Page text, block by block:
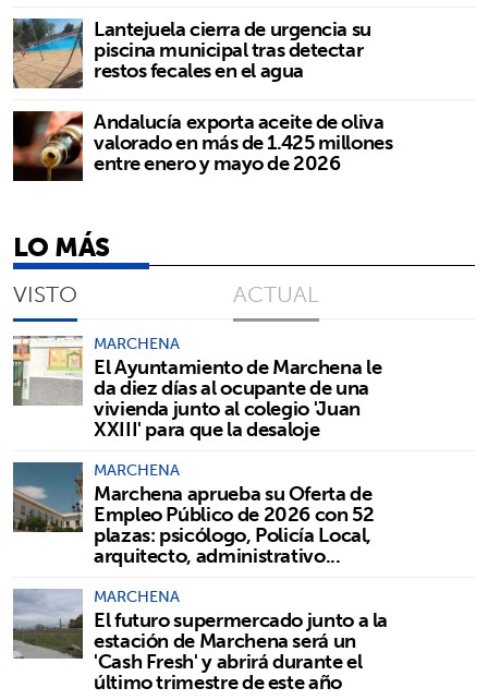
Lantejuela cierra de urgencia su
piscina municipal tras detectar
restos fecales en el agua
Andalucía exporta aceite de oliva
valorado en más de 1.425 millones
entre enero y mayo de 2026
LO MÁS
VISTO ACTUAL
MARCHENA
El Ayuntamiento de Marchena le
da diez días al ocupante de una
vivienda junto al colegio 'Juan
XXIII' para que la desaloje
MARCHENA
Marchena aprueba su Oferta de
Empleo Público de 2026 con 52
plazas: psicólogo, Policía Local,
arquitecto, administrativo...
MARCHENA
El futuro supermercado junto a la
estación de Marchena será un
'Cash Fresh' y abrirá durante el
último trimestre de este año